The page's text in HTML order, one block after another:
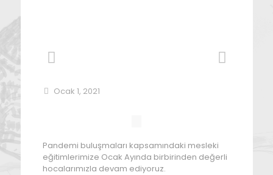
Ocak 1, 2021
Pandemi buluşmaları kapsamındaki mesleki
eğitimlerimize Ocak Ayında birbirinden değerli
hocalarımızla devam ediyoruz.